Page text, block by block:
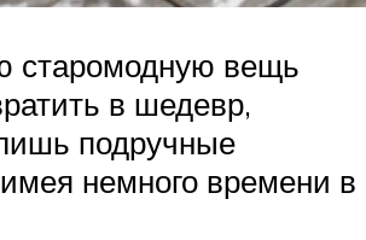
старомодную вещь
в шедевр,
подручные
немного времени в